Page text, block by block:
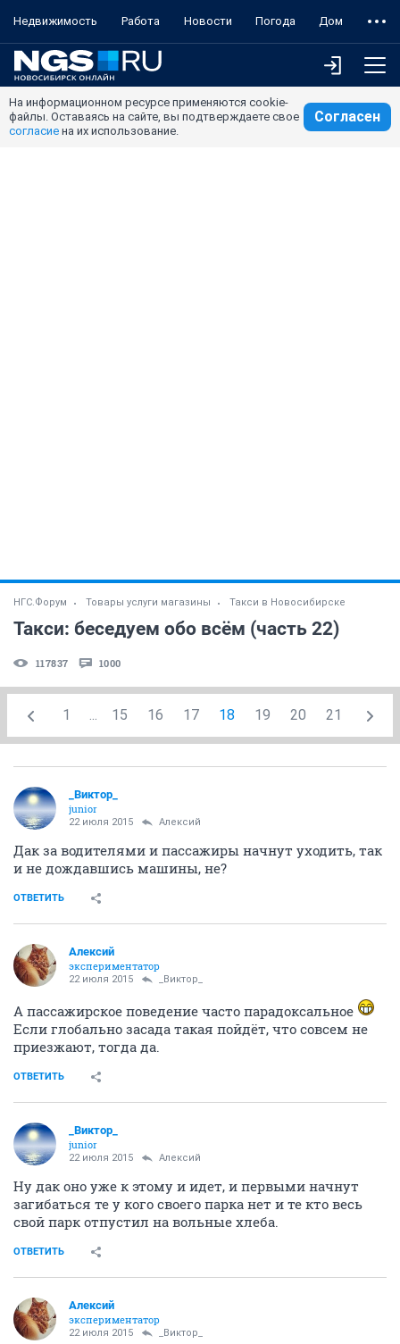
Недвижимость Работа Новости Погода Дом
На информационном ресурсе применяются cookie-
файлы. Оставаясь на сайте, вы подтверждаете свое
согласие на их использование.
Согласен
НГС.Форум Товары услуги магазины Такси в Новосибирске
Такси: беседуем обо всём (часть 22)
117837 1000
1 ... 15 16 17 18 19 20 21
_Виктор_
juniоr
22 июля 2015 Алексий
Дак за водителями и пассажиры начнут уходить, так
и не дождавшись машины, не?
ОТВЕТИТЬ
Алексий
экспериментатор
22 июля 2015 _Виктор_
А пассажирское поведение часто парадоксальное
Если глобально засада такая пойдёт, что совсем не
приезжают, тогда да.
ОТВЕТИТЬ
_Виктор_
juniоr
22 июля 2015 Алексий
Ну дак оно уже к этому и идет, и первыми начнут
загибаться те у кого своего парка нет и те кто весь
свой парк отпустил на вольные хлеба.
ОТВЕТИТЬ
Алексий
экспериментатор
22 июля 2015 _Виктор_